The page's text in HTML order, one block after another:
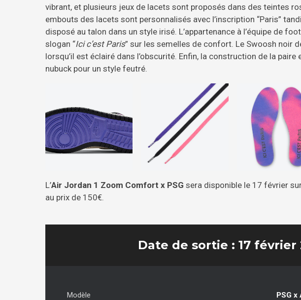
vibrant, et plusieurs jeux de lacets sont proposés dans des teintes
embouts des lacets sont personnalisés avec l’inscription “Paris”
disposé au talon dans un style irisé. L’appartenance à l’équipe de
slogan “Ici c’est Paris” sur les semelles de confort. Le Swoosh noir
lorsqu’il est éclairé dans l’obscurité. Enfin, la construction de la
nubuck pour un style feutré.
L’Air Jordan 1 Zoom Comfort x PSG sera disponible le 17 février
au prix de 150€.
Date de sortie : 17 février
Modèle
PSG